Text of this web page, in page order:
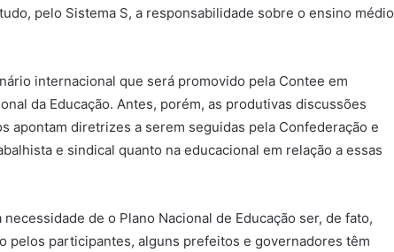
pelo Sistema S, a responsabilidade sobre o ensino médio
internacional que será promovido pela Contee em
da Educação. Antes, porém, as produtivas discussões
apontam diretrizes a serem seguidas pela Confederação e
e sindical quanto na educacional em relação a essas
de o Plano Nacional de Educação ser, de fato,
pelos participantes, alguns prefeitos e governadores têm